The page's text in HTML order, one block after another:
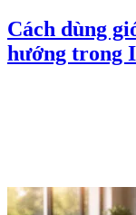
Cách dùng
hướng trong